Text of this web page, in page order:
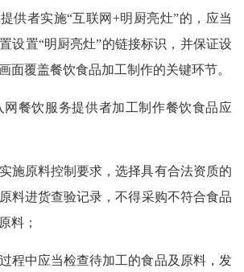
供者实施“互联网+明厨亮灶”的，应当
设置“明厨亮灶”的链接标识，并保证设
面覆盖餐饮食品加工制作的关键环节。
网餐饮服务提供者加工制作餐饮食品应
施原料控制要求，选择具有合法资质的
料进货查验记录，不得采购不符合食品
料；
过程中应当检查待加工的食品及原料，发